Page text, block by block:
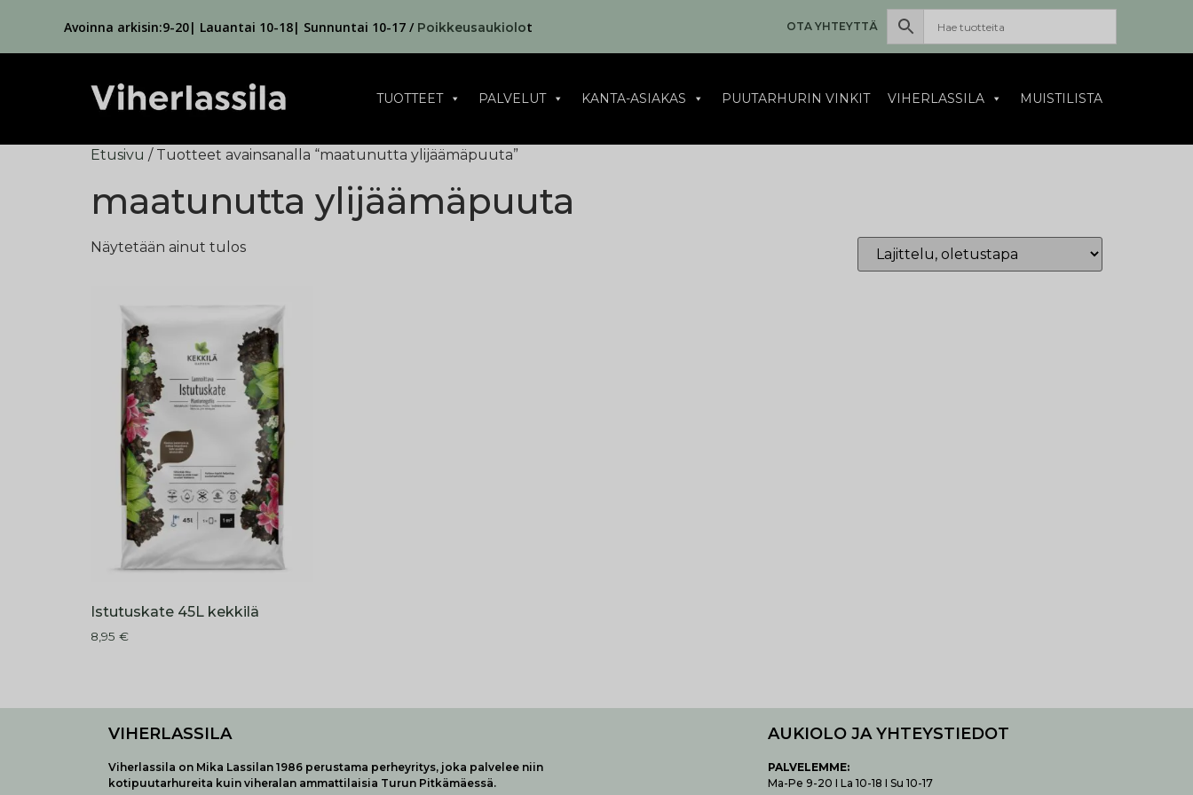
Avoinna arkisin:9-20| Lauantai 10-18| Sunnuntai 10-17 / Poikkeusaukiolot OTA YHTEYTTÄ
TUOTTEET PALVELUT KANTA-ASIAKAS PUUTARHURIN VINKIT VIHERLASSILA MUISTILISTA
Etusivu / Tuotteet avainsanalla “maatunutta ylijäämäpuuta”
maatunutta ylijäämäpuuta
Näytetään ainut tulos
Istutuskate 45L kekkilä
8,95 €
VIHERLASSILA
Viherlassila on Mika Lassilan 1986 perustama perheyritys, joka palvelee niin
kotipuutarhureita kuin viheralan ammattilaisia Turun Pitkämäessä.
AUKIOLO JA YHTEYSTIEDOT
PALVELEMME:
Ma-Pe 9-20 I La 10-18 I Su 10-17